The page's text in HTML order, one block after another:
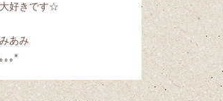
好きです☆
あみ
｡｡*